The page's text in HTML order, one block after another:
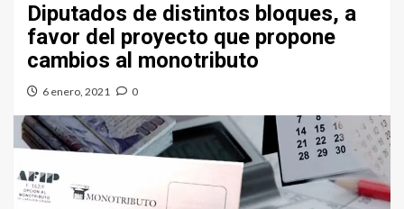
Diputados de distintos bloques, a
favor del proyecto que propone
cambios al monotributo
6 enero, 2021 0